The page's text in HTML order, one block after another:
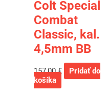
Colt Special
Combat
Classic, kal.
4,5mm BB
157,00€
Pridať do
košíka